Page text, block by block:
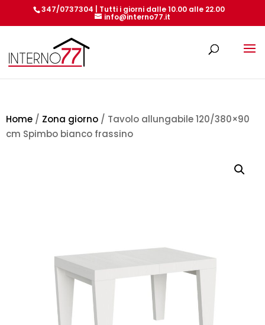
347/0737304 | Tutti i giorni dalle 10.00 alle 22.00
info@interno77.it
Home / Zona giorno / Tavolo allungabile 120/380×90
cm Spimbo bianco frassino